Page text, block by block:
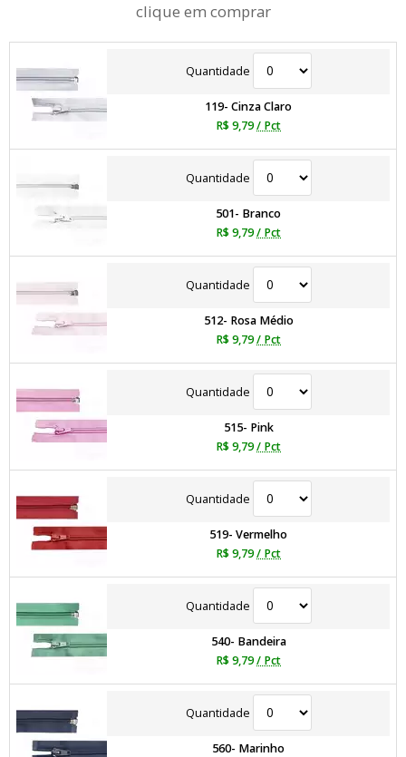
clique em comprar
Quantidade
119- Cinza Claro
R$ 9,79/ Pct
Quantidade
501- Branco
R$ 9,79/ Pct
Quantidade
512- Rosa Médio
R$ 9,79/ Pct
Quantidade
515- Pink
R$ 9,79/ Pct
Quantidade
519- Vermelho
R$ 9,79/ Pct
Quantidade
540- Bandeira
R$ 9,79/ Pct
Quantidade
560- Marinho